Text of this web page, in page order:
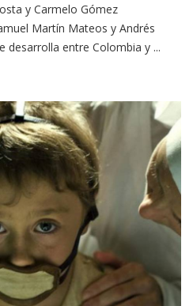
y Carmelo Gómez
Martín Mateos y Andrés
desarrolla entre Colombia y ...